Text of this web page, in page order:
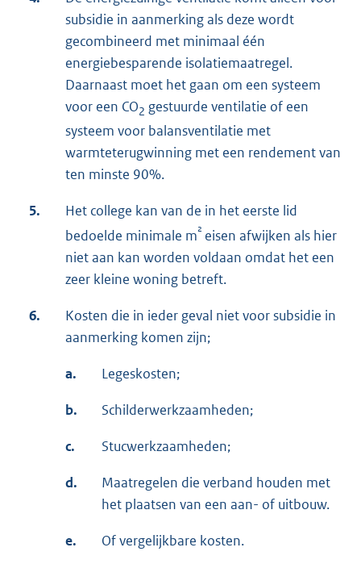
subsidie in aanmerking als deze wordt
gecombineerd met minimaal één
energiebesparende isolatiemaatregel.
Daarnaast moet het gaan om een systeem
voor een CO2 gestuurde ventilatie of een
systeem voor balansventilatie met
warmteterugwinning met een rendement van
ten minste 90%.
5.
Het college kan van de in het eerste lid
bedoelde minimale m² eisen afwijken als hier
niet aan kan worden voldaan omdat het een
zeer kleine woning betreft.
6.
Kosten die in ieder geval niet voor subsidie in
aanmerking komen zijn;
a. Legeskosten;
b. Schilderwerkzaamheden;
c. Stucwerkzaamheden;
d.
Maatregelen die verband houden met
het plaatsen van een aan- of uitbouw.
e. Of vergelijkbare kosten.